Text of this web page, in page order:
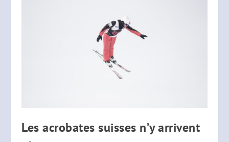
Les acrobates suisses n’y arrivent